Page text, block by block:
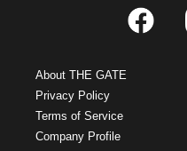
About THE GATE
Privacy Policy
Terms of Service
Company Profile